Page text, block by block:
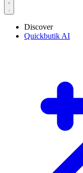
Discover
Quickbutik AI